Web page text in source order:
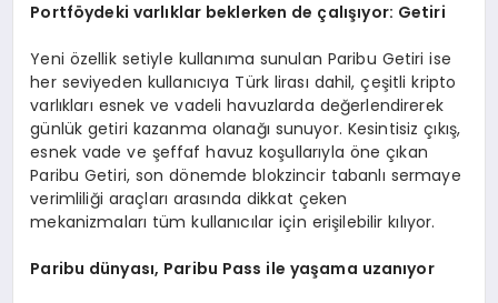
Portföydeki varlıklar beklerken de çalışıyor: Getiri
Yeni özellik setiyle kullanıma sunulan Paribu Getiri ise
her seviyeden kullanıcıya Türk lirası dahil, çeşitli kripto
varlıkları esnek ve vadeli havuzlarda değerlendirerek
günlük getiri kazanma olanağı sunuyor. Kesintisiz çıkış,
esnek vade ve şeffaf havuz koşullarıyla öne çıkan
Paribu Getiri, son dönemde blokzincir tabanlı sermaye
verimliliği araçları arasında dikkat çeken
mekanizmaları tüm kullanıcılar için erişilebilir kılıyor.
Paribu dünyası, Paribu Pass ile yaşama uzanıyor